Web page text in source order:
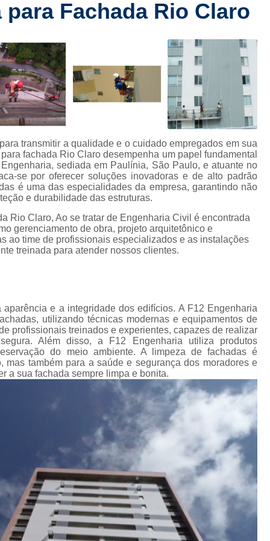
civis
de
de
Checklist de Obra
Checklist de Vistoria de Obra
Colocação de Drywall na
Colocação de Drywall
Colocação de Forro de
Colocação de Porta em Drywall
Colocação Forro Drywall
Gerenciamento de Obra Civil
Gerenciamento de Obra Predial
Gerenciamento de Obras
Gerenciamento de
Gerenciamento de Obras na
Impermeabilização de Cobertura
Impermeabilização de Laje de
Impermeabilização Laje de
Impermeabilizante
Impermeabilização de Laje
Impermeabilização
Impermeabilização de Laje com Manta
Impermeabilização de Laje Exposta ao
Impermeabilização Laje
Impermeabilização Laje
Instalação Hidráulica Aparente
Fachada Rio Claro
transmitir a qualidade e o cuidado empregados em sua
fachada Rio Claro desempenha um papel fundamental
sediada em Paulínia, São Paulo, e atuante no
se por oferecer soluções inovadoras e de alto padrão
é uma das especialidades da empresa, garantindo não
e durabilidade das estruturas.
Rio Claro, Ao se tratar de Engenharia Civil é encontrada
gerenciamento de obra, projeto arquitetônico e
ao time de profissionais especializados e as instalações
treinada para atender nossos clientes.
e a integridade dos edifícios. A F12 Engenharia
utilizando técnicas modernas e equipamentos de
profissionais treinados e experientes, capazes de realizar
Além disso, a F12 Engenharia utiliza produtos
do meio ambiente. A limpeza de fachadas é
também para a saúde e segurança dos moradores e
a sua fachada sempre limpa e bonita.